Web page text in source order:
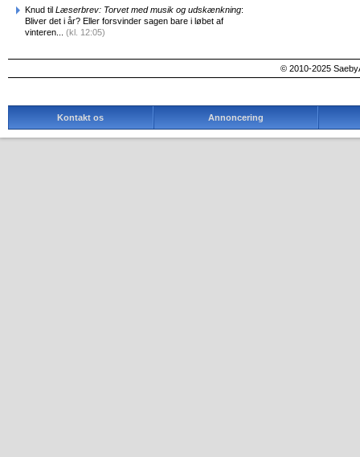
Knud til Læserbrev: Torvet med musik og udskænkning:
Bliver det i år? Eller forsvinder sagen bare i løbet af
vinteren... (kl. 12:05)
© 2010-2025
Kontakt os Annoncering